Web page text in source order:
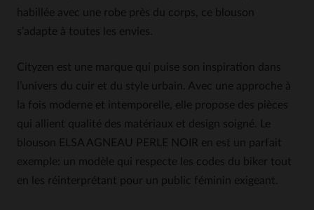
habillée avec une robe près du corps, ce blouson
s’adapte à toutes les envies.
Cityzen est une marque qui puise son inspiration dans
l’univers du cuir et du style urbain. Avec une approche à
la fois moderne et intemporelle, elle propose des pièces
qui allient qualité des matériaux et design soigné. Le
blouson ELSA AGNEAU PERLE NOIR en est un parfait
exemple: un modèle qui respecte les codes du biker tout
en les réinterprétant pour un public féminin exigeant.